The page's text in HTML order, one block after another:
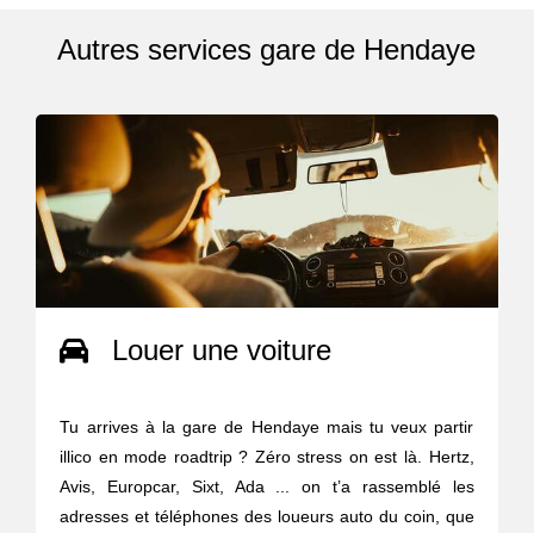
Autres services gare de Hendaye
Louer une voiture
Tu arrives à la gare de Hendaye mais tu veux partir
illico en mode roadtrip ? Zéro stress on est là. Hertz,
Avis, Europcar, Sixt, Ada ... on t’a rassemblé les
adresses et téléphones des loueurs auto du coin, que